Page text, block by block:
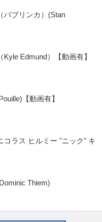
バブリンカ）(Stan
Edmund）【動画有】
【動画有】
コラス ヒルミー "ニック" キ
Thiem)